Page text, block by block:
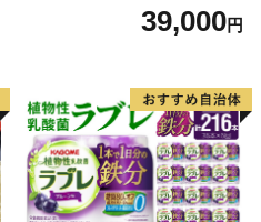
39,000円